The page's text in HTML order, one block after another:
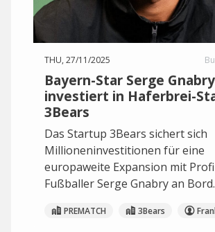
THU, 27/11/2025
Bayern-Star Serge Gnabry
investiert in Haferbrei-
3Bears
Das Startup 3Bears sichert sich
Millioneninvestitionen für eine
europaweite Expansion mit
Fußballer Serge Gnabry an Bord.
PREMATCH 3Bears